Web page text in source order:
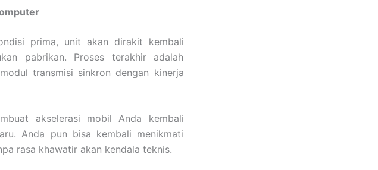
prima, unit akan dirakit kembali
pabrikan. Proses terakhir adalah
transmisi sinkron dengan kinerja
akselerasi mobil Anda kembali
Anda pun bisa kembali menikmati
rasa khawatir akan kendala teknis.